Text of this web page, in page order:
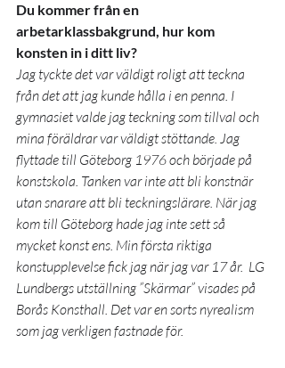
Du kommer från en
arbetarklassbakgrund, hur kom
konsten in i ditt liv?
Jag tyckte det var väldigt roligt att teckna
från det att jag kunde hålla i en penna. I
gymnasiet valde jag teckning som tillval och
mina föräldrar var väldigt stöttande. Jag
flyttade till Göteborg 1976 och började på
konstskola. Tanken var inte att bli konstnär
utan snarare att bli teckningslärare. När jag
kom till Göteborg hade jag inte sett så
mycket konst ens. Min första riktiga
konstupplevelse fick jag när jag var 17 år. LG
Lundbergs utställning ”Skärmar” visades på
Borås Konsthall. Det var en sorts nyrealism
som jag verkligen fastnade för.